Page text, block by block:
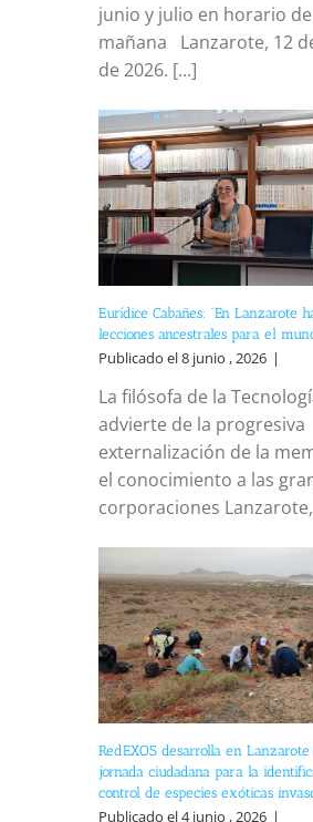
junio y julio en horario de
mañana Lanzarote, 12
de 2026. [...]
Eurídice Cabañes: “En Lanzarote
lecciones ancestrales para el
Publicado el 8 junio , 2026 |
La filósofa de la
advierte de la progresiva
externalización de la
el conocimiento a las
corporaciones
RedEXOS desarrolla en
jornada ciudadana para la
control de especies exóticas
Publicado el 4 junio , 2026 |